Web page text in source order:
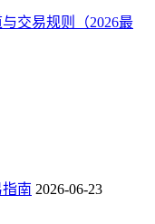
交易规则（2026最
南 2026-06-23